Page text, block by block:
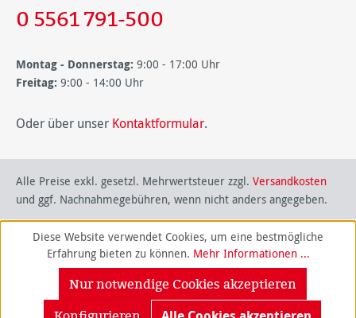
0 5561 791-500
Montag - Donnerstag: 9:00 - 17:00 Uhr
Freitag: 9:00 - 14:00 Uhr
Oder über unser Kontaktformular.
Alle Preise exkl. gesetzl. Mehrwertsteuer zzgl. Versandkosten
und ggf. Nachnahmegebühren, wenn nicht anders angegeben.
Diese Website verwendet Cookies, um eine bestmögliche
Erfahrung bieten zu können. Mehr Informationen ...
Nur notwendige Cookies akzeptieren